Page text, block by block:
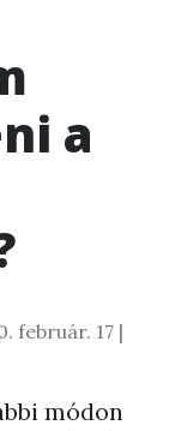
a
február. 17 |
módon